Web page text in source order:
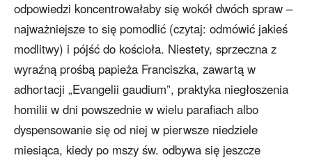
odpowiedzi koncentrowałaby się wokół dwóch spraw –
najważniejsze to się pomodlić (czytaj: odmówić jakieś
modlitwy) i pójść do kościoła. Niestety, sprzeczna z
wyraźną prośbą papieża Franciszka, zawartą w
adhortacji „Evangelii gaudium”, praktyka niegłoszenia
homilii w dni powszednie w wielu parafiach albo
dyspensowanie się od niej w pierwsze niedziele
miesiąca, kiedy po mszy św. odbywa się jeszcze